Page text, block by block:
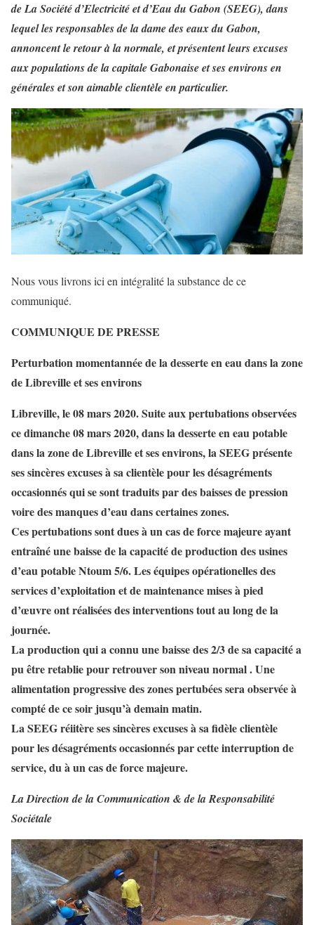
de La Société d’Electricité et d’Eau du Gabon (SEEG), dans
lequel les responsables de la dame des eaux du Gabon,
annoncent le retour à la normale, et présentent leurs excuses
aux populations de la capitale Gabonaise et ses environs en
générales et son aimable clientèle en particulier.
Nous vous livrons ici en intégralité la substance de ce
communiqué.
COMMUNIQUE DE PRESSE
Perturbation momentannée de la desserte en eau dans la zone
de Libreville et ses environs
Libreville, le 08 mars 2020. Suite aux pertubations observées
ce dimanche 08 mars 2020, dans la desserte en eau potable
dans la zone de Libreville et ses environs, la SEEG présente
ses sincères excuses à sa clientèle pour les désagréments
occasionnés qui se sont traduits par des baisses de pression
voire des manques d’eau dans certaines zones.
Ces pertubations sont dues à un cas de force majeure ayant
entraîné une baisse de la capacité de production des usines
d’eau potable Ntoum 5/6. Les équipes opérationelles des
services d’exploitation et de maintenance mises à pied
d’œuvre ont réalisées des interventions tout au long de la
journée.
La production qui a connu une baisse des 2/3 de sa capacité a
pu être retablie pour retrouver son niveau normal . Une
alimentation progressive des zones pertubées sera observée à
compté de ce soir jusqu’à demain matin.
La SEEG réiitère ses sincères excuses à sa fidèle clientèle
pour les désagréments occasionnés par cette interruption de
service, du à un cas de force majeure.
La Direction de la Communication & de la Responsabilité
Sociétale